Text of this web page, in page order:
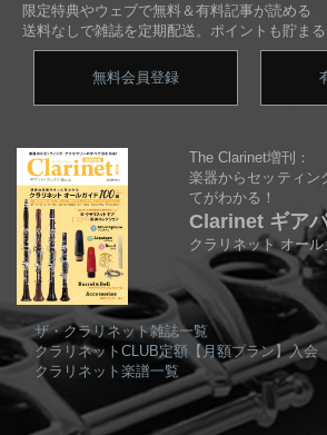
限定特典やウェブで無料＆有料記事が読める
送料なしで雑誌を定期配送。ポイントも貯まる
無料会員登録
The Clarinet増刊：
楽器からセッティン
てがわかる！
Clarinet ギア
クラリネット オー
ザ・クラリネット雑誌一覧
クラリネットCLUB定額【月額プラン】入会
クラリネット楽譜一覧